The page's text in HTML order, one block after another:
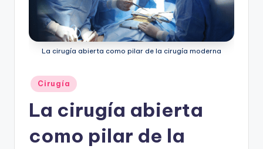
La cirugía abierta como pilar de la cirugía moderna
Publicado
en
Cirugía
La cirugía abierta
como pilar de la